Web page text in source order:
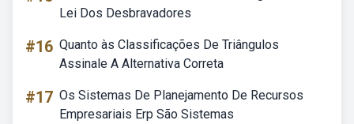
Lei Dos Desbravadores
#16 Quanto às Classificações De Triângulos
Assinale A Alternativa Correta
#17 Os Sistemas De Planejamento De Recursos
Empresariais Erp São Sistemas